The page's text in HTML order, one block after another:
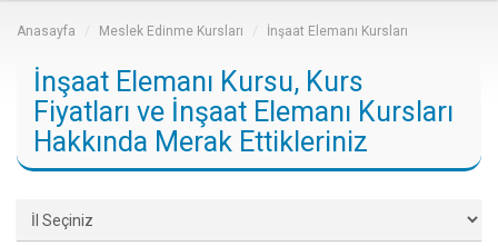
Anasayfa Meslek Edinme Kursları İnşaat Elemanı Kursları
İnşaat Elemanı Kursu, Kurs
Fiyatları ve İnşaat Elemanı Kursları
Hakkında Merak Ettikleriniz